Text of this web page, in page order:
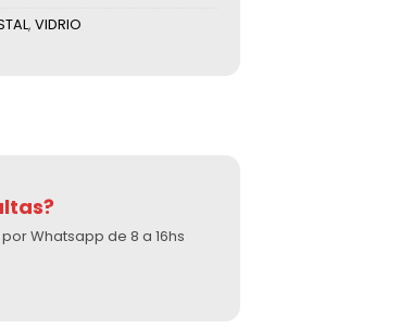
, VIDRIO
Whatsapp de 8 a 16hs